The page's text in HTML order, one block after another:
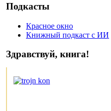
Подкасты
Красное окно
Книжный подкаст с ИИ
Здравствуй, книга!